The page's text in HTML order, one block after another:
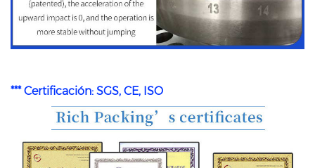
*** Certificación: SGS, CE, ISO